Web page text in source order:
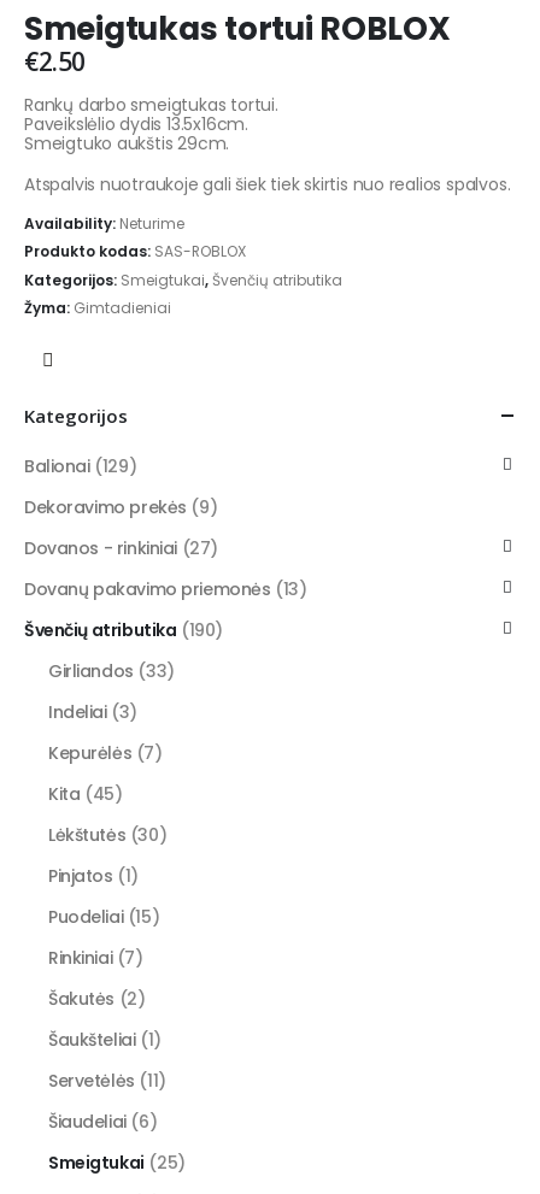
Smeigtukas tortui ROBLOX
€2.50
Rankų darbo smeigtukas tortui.
Paveikslėlio dydis 13.5x16cm.
Smeigtuko aukštis 29cm.
Atspalvis nuotraukoje gali šiek tiek skirtis nuo realios spalvos.
Availability: Neturime
Produkto kodas: SAS-ROBLOX
Kategorijos: Smeigtukai,Švenčių atributika
Žyma: Gimtadieniai
Kategorijos
Balionai (129)
Dekoravimo prekės (9)
Dovanos - rinkiniai (27)
Dovanų pakavimo priemonės (13)
Švenčių atributika (190)
Girliandos (33)
Indeliai (3)
Kepurėlės (7)
Kita (45)
Lėkštutės (30)
Pinjatos (1)
Puodeliai (15)
Rinkiniai (7)
Šakutės (2)
Šaukšteliai (1)
Servetėlės (11)
Šiaudeliai (6)
Smeigtukai (25)